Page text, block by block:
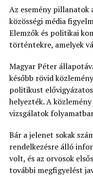
Az esemény
közösségi média
Elemzők és politikai
történtekre, amelyek
Magyar Péter
később rövid
politikust
helyezték. A
vizsgálatok
Bár a jelenet sokak
rendelkezésre álló
volt, és az orvosok
további megfigyelést